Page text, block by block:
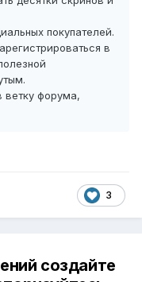
покупателей.
в
ветку форума,
3
создайте